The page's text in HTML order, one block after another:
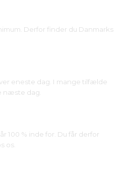
Derfor finder du Danmarks
eneste dag. I mange tilfælde
næste dag.
100 % inde for. Du får derfor
os.